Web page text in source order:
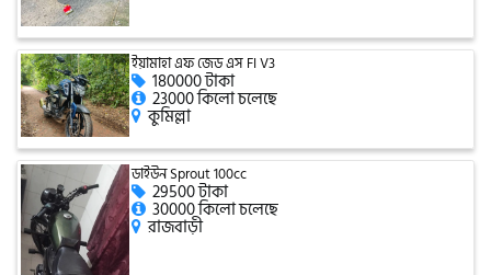
SINSKI
জিংফু
জোনটেস
ইয়ামাহা এফ জেড এস FI V3
180000 টাকা
23000 কিলো চলেছে
কুমিল্লা
ডাইউন Sprout 100cc
29500 টাকা
30000 কিলো চলেছে
রাজবাড়ী